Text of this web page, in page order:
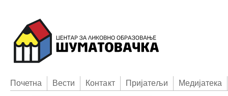
Пoчетна Вести Контакт Приjатељи Медијатека